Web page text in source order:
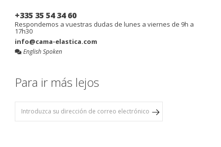
+335 35 54 34 60
Respondemos a vuestras dudas de lunes a viernes de 9h a
17h30
info@cama-elastica.com
English Spoken
Para ir más lejos